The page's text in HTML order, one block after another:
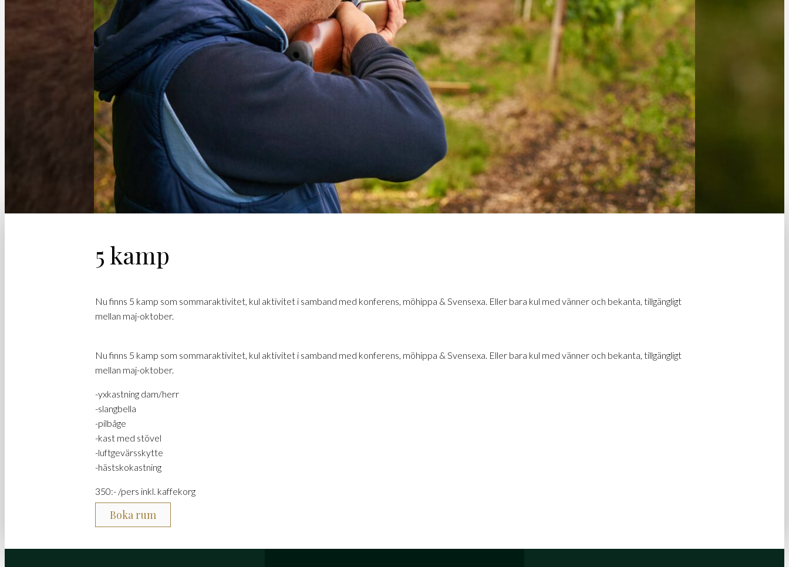
5 kamp
Nu finns 5 kamp som sommaraktivitet, kul aktivitet i samband med konferens, möhippa & Svensexa. Eller bara kul med vänner och bekanta, tillgängligt
mellan maj-oktober.
Nu finns 5 kamp som sommaraktivitet, kul aktivitet i samband med konferens, möhippa & Svensexa. Eller bara kul med vänner och bekanta, tillgängligt
mellan maj-oktober.
-yxkastning dam/herr
-slangbella
-pilbåge
-kast med stövel
-luftgevärsskytte
-hästskokastning
350:- /pers inkl. kaffekorg
Boka rum